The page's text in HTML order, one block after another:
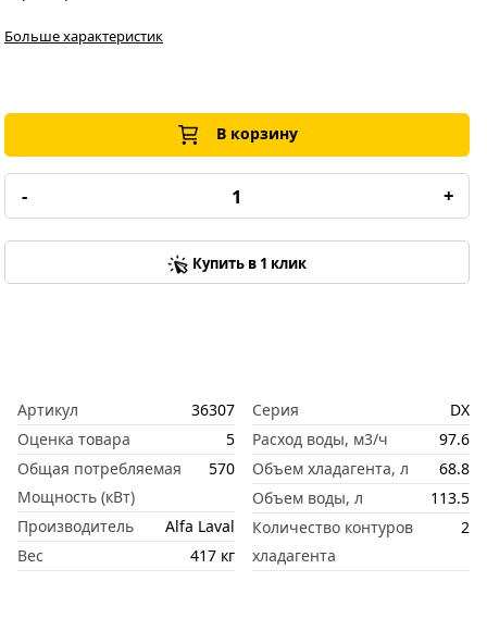
Больше характеристик
В корзину
- +
Купить в 1 клик
Артикул
36307
Оценка товара
5
Общая потребляемая
Мощность (кВт)
570
Производитель
Alfa Laval
Вес
417 кг
Серия
DX
Расход воды, м3/ч
97.6
Объем хладагента, л
68.8
Объем воды, л
113.5
Количество контуров
хладагента
2